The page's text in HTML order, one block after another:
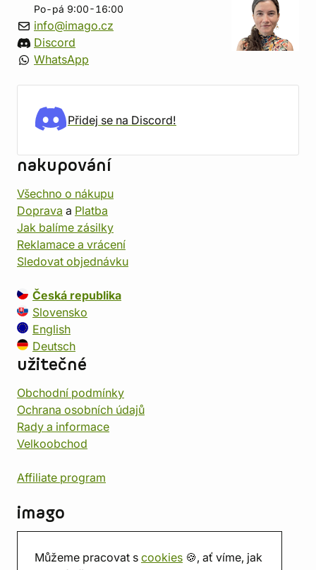
Můžeme pracovat s cookies 🍪, ať víme, jak
Po-pá 9:00-16:00
info@imago.cz
Discord
WhatsApp
Přidej se na Discord!
nakupování
Všechno o nákupu
Doprava a Platba
Jak balíme zásilky
Reklamace a vrácení
Sledovat objednávku
Česká republika
Slovensko
English
Deutsch
užitečné
Obchodní podmínky
Ochrana osobních údajů
Rady a informace
Velkoobchod
Affiliate program
imago
Prodejna